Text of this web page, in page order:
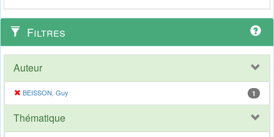
Filtres
Auteur
BEISSON, Guy 1
Thématique